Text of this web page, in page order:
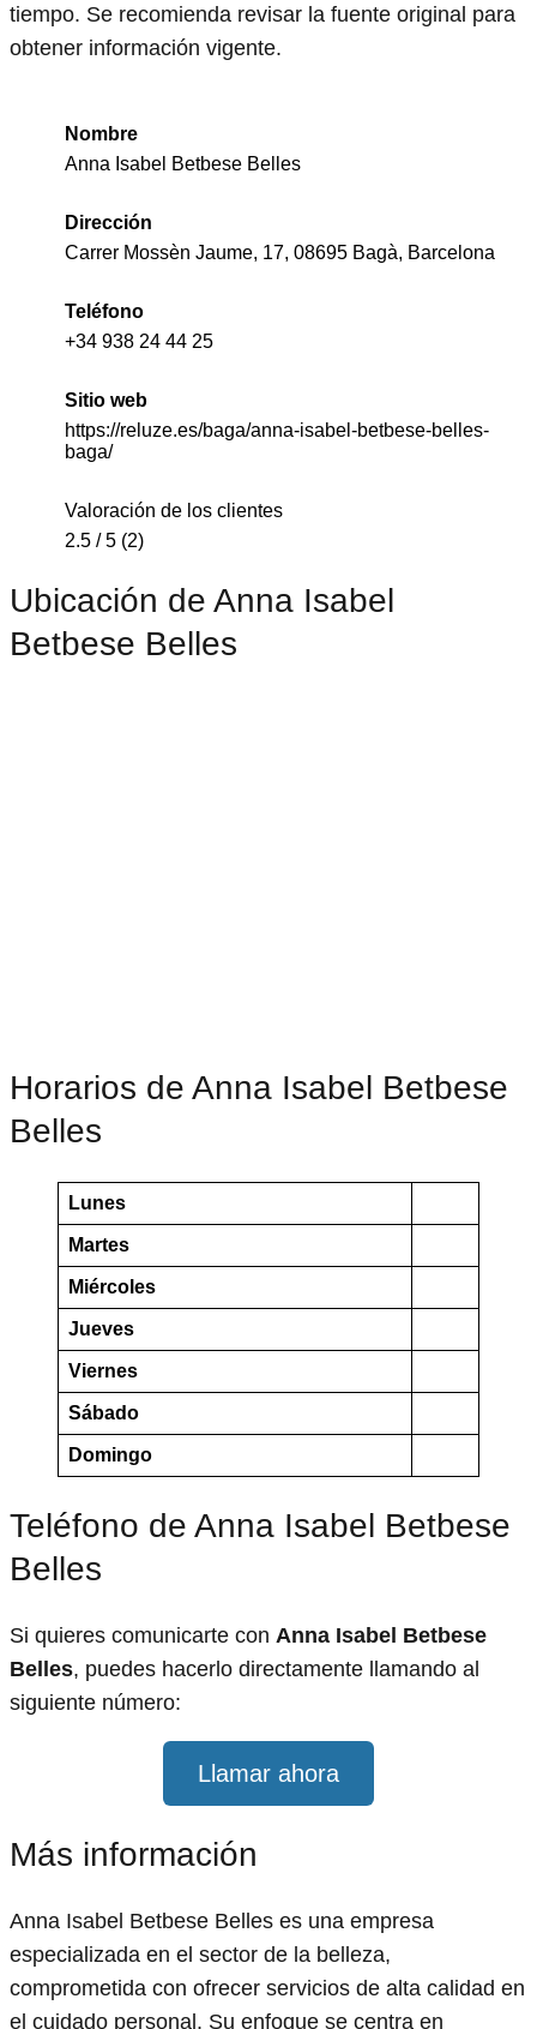
tiempo. Se recomienda revisar la fuente original para
obtener información vigente.
Nombre
Anna Isabel Betbese Belles
Dirección
Carrer Mossèn Jaume, 17, 08695 Bagà, Barcelona
Teléfono
+34 938 24 44 25
Sitio web
https://reluze.es/baga/anna-isabel-betbese-belles-
baga/
Valoración de los clientes
2.5 / 5 (2)
Ubicación de Anna Isabel
Betbese Belles
Horarios de Anna Isabel Betbese
Belles
Lunes
Martes
Miércoles
Jueves
Viernes
Sábado
Domingo
Teléfono de Anna Isabel Betbese
Belles
Si quieres comunicarte con Anna Isabel Betbese
Belles, puedes hacerlo directamente llamando al
siguiente número:
Llamar ahora
Más información
Anna Isabel Betbese Belles es una empresa
especializada en el sector de la belleza,
comprometida con ofrecer servicios de alta calidad en
el cuidado personal. Su enfoque se centra en